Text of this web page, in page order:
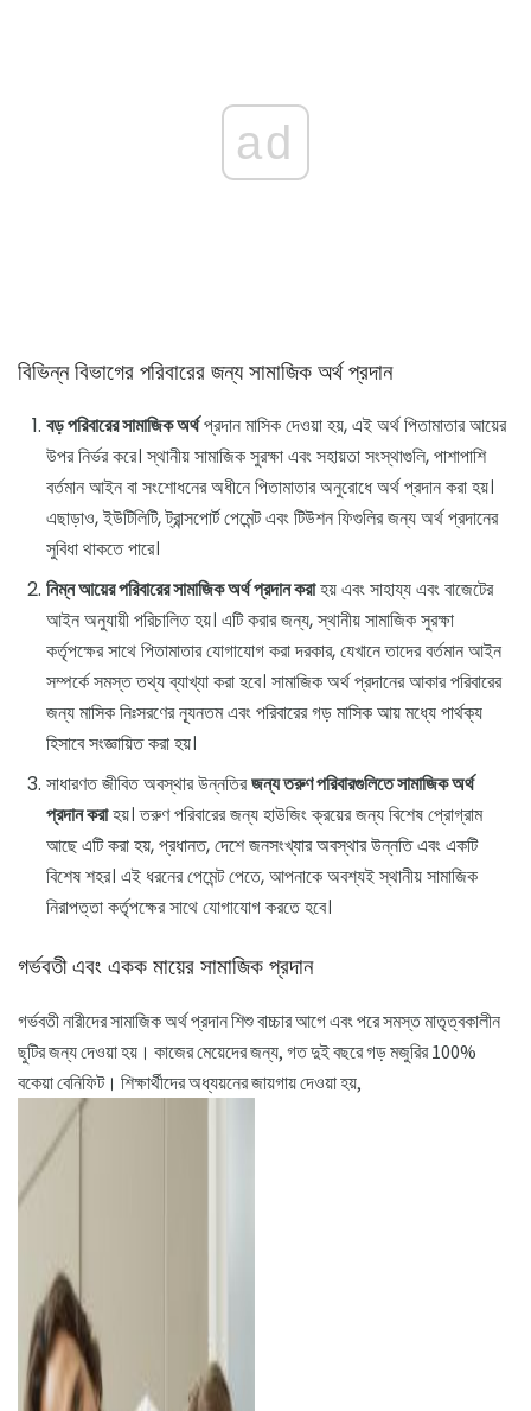
ad
বিভিন্ন বিভাগের পরিবারের জন্য সামাজিক অর্থ প্রদান
বড় পরিবারের সামাজিক অর্থপ্রদান মাসিক দেওয়া হয়, এই অর্থ পিতামাতার আয়ের
উপর নির্ভর করে। স্থানীয় সামাজিক সুরক্ষা এবং সহায়তা সংস্থাগুলি, পাশাপাশি
বর্তমান আইন বা সংশোধনের অধীনে পিতামাতার অনুরোধে অর্থ প্রদান করা হয়।
এছাড়াও, ইউটিলিটি, ট্রান্সপোর্ট পেমেন্ট এবং টিউশন ফিগুলির জন্য অর্থ প্রদানের
সুবিধা থাকতে পারে।
নিম্ন আয়ের পরিবারের সামাজিক অর্থ প্রদান করাহয় এবং সাহায্য এবং বাজেটের
আইন অনুযায়ী পরিচালিত হয়। এটি করার জন্য, স্থানীয় সামাজিক সুরক্ষা
কর্তৃপক্ষের সাথে পিতামাতার যোগাযোগ করা দরকার, যেখানে তাদের বর্তমান আইন
সম্পর্কে সমস্ত তথ্য ব্যাখ্যা করা হবে। সামাজিক অর্থ প্রদানের আকার পরিবারের
জন্য মাসিক নিঃসরণের ন্যূনতম এবং পরিবারের গড় মাসিক আয় মধ্যে পার্থক্য
হিসাবে সংজ্ঞায়িত করা হয়।
সাধারণত জীবিত অবস্থার উন্নতিরজন্য তরুণ পরিবারগুলিতে সামাজিক অর্থ
প্রদান করাহয়। তরুণ পরিবারের জন্য হাউজিং ক্রয়ের জন্য বিশেষ প্রোগ্রাম
আছে এটি করা হয়, প্রধানত, দেশে জনসংখ্যার অবস্থার উন্নতি এবং একটি
বিশেষ শহর। এই ধরনের পেমেন্ট পেতে, আপনাকে অবশ্যই স্থানীয় সামাজিক
নিরাপত্তা কর্তৃপক্ষের সাথে যোগাযোগ করতে হবে।
গর্ভবতী এবং একক মায়ের সামাজিক প্রদান
গর্ভবতী নারীদের সামাজিক অর্থ প্রদান শিশু বাচ্চার আগে এবং পরে সমস্ত মাতৃত্বকালীন
ছুটির জন্য দেওয়া হয়। কাজের মেয়েদের জন্য, গত দুই বছরে গড় মজুরির 100%
বকেয়া বেনিফিট। শিক্ষার্থীদের অধ্যয়নের জায়গায় দেওয়া হয়,